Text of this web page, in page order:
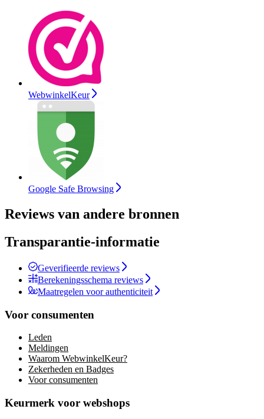
WebwinkelKeur
Google Safe Browsing
Reviews van andere bronnen
Transparantie-informatie
Geverifieerde reviews
Berekeningsschema reviews
Maatregelen voor authenticiteit
Voor consumenten
Leden
Meldingen
Waarom WebwinkelKeur?
Zekerheden en Badges
Voor consumenten
Keurmerk voor webshops